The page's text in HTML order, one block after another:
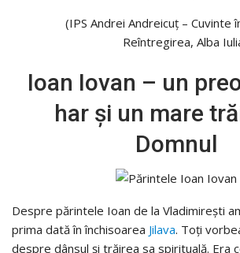
(IPS Andrei Andreicuț – Cuvinte
Reîntregirea, Alba
Ioan Iovan – un
har și un mare
Domnul
Despre părintele Ioan de la Vladimirești
prima dată în închisoarea Jilava. Toți
despre dânsul și trăirea sa spirituală. Era